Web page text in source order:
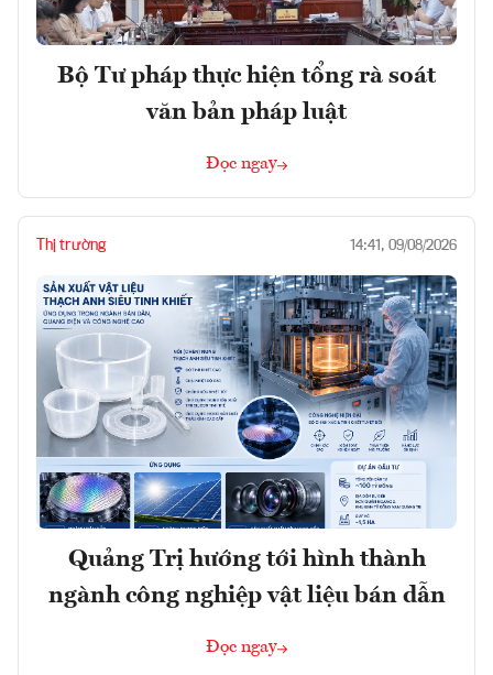
Bộ Tư pháp thực hiện tổng rà soát
văn bản pháp luật
Đọc ngay
Thị trường 14:41, 09/08/2026
Quảng Trị hướng tới hình thành
ngành công nghiệp vật liệu bán dẫn
Đọc ngay